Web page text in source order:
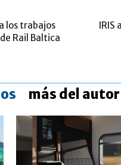
los trabajos
Rail Baltica
IRIS
más del autor